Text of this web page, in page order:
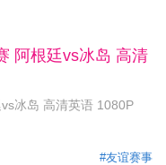
阿根廷vs冰岛 高清
冰岛 高清英语 1080P
#友谊赛事